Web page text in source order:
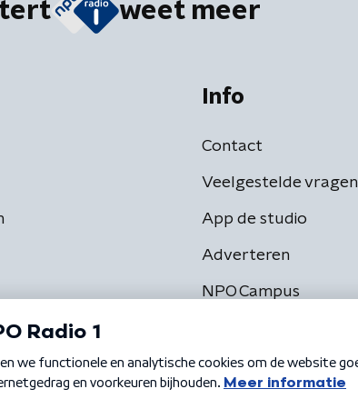
weet meer
Info
Contact
Veelgestelde vragen
App de studio
Adverteren
NPO Campus
Privacybeleid